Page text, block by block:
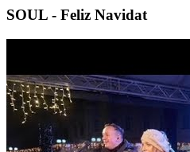
SOUL - Feliz Navidat